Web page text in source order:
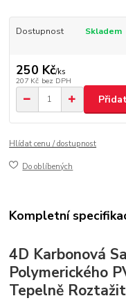
Dostupnost Skladem
250 Kč/ks
207 Kč bez DPH
Hlídat cenu / dostupnost
Do oblíbených
Kompletní
4D Karbonová
Polymerického
Tepelně